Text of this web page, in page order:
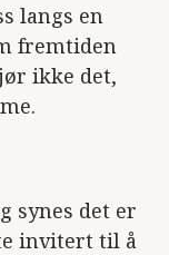
langs en
fremtiden
ikke det,
synes det er
invitert til å